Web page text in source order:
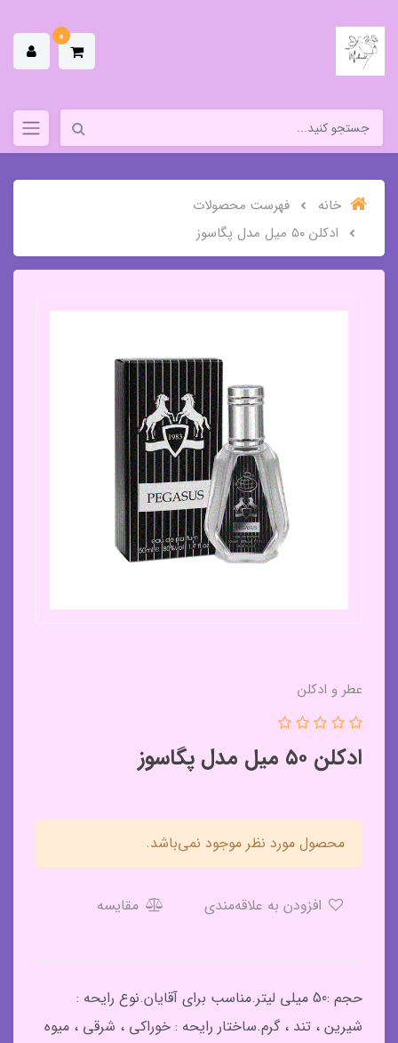
0
خانه
فهرست محصولات
ادکلن ۵۰ میل مدل پگاسوز
عطر و ادکلن
ادکلن ۵۰ میل مدل پگاسوز
محصول مورد نظر موجود نمی‌باشد.
مقایسه
حجم :50 میلی لیتر.مناسب برای آقایان.نوع رایحه :
شیرین ، تند ، گرم.ساختار رایحه : خوراکی ، شرقی ، میوه